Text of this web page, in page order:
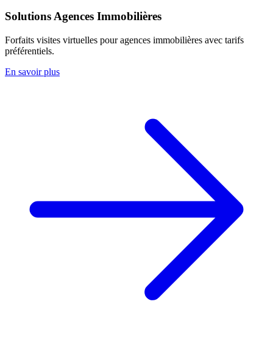
Solutions Agences Immobilières
Forfaits visites virtuelles pour agences immobilières avec tarifs
préférentiels.
En savoir plus